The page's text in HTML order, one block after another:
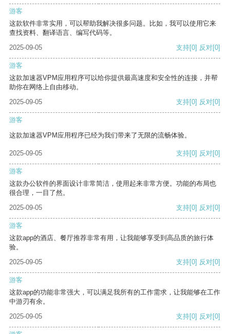
游客
这款软件非常实用，可以帮助我解决很多问题。比如，我可以使用它来
查找资料、翻译语言、编写代码等。
2025-09-05
支持[0] 反对[0]
游客
这款加速器VPM应用程序可以给你提供最高速度和安全性的连接，并帮
助你在网络上自由移动。
2025-09-05
支持[0] 反对[0]
游客
这款加速器VPM应用程序已经为我们带来了无限的流畅体验。
2025-09-05 支持[0] 反对[0]
游客
这款办公软件的界面设计非常简洁，使用起来非常方便。功能的布局也
很合理，一目了然。
2025-09-05
支持[0] 反对[0]
游客
这款app的酒店、餐厅推荐非常有用，让我能够享受到高品质的旅行体
验。
2025-09-05
支持[0] 反对[0]
游客
这款app的功能非常强大，可以满足我所有的工作需求，让我能够在工作
中游刃有余。
2025-09-05
支持[0] 反对[0]